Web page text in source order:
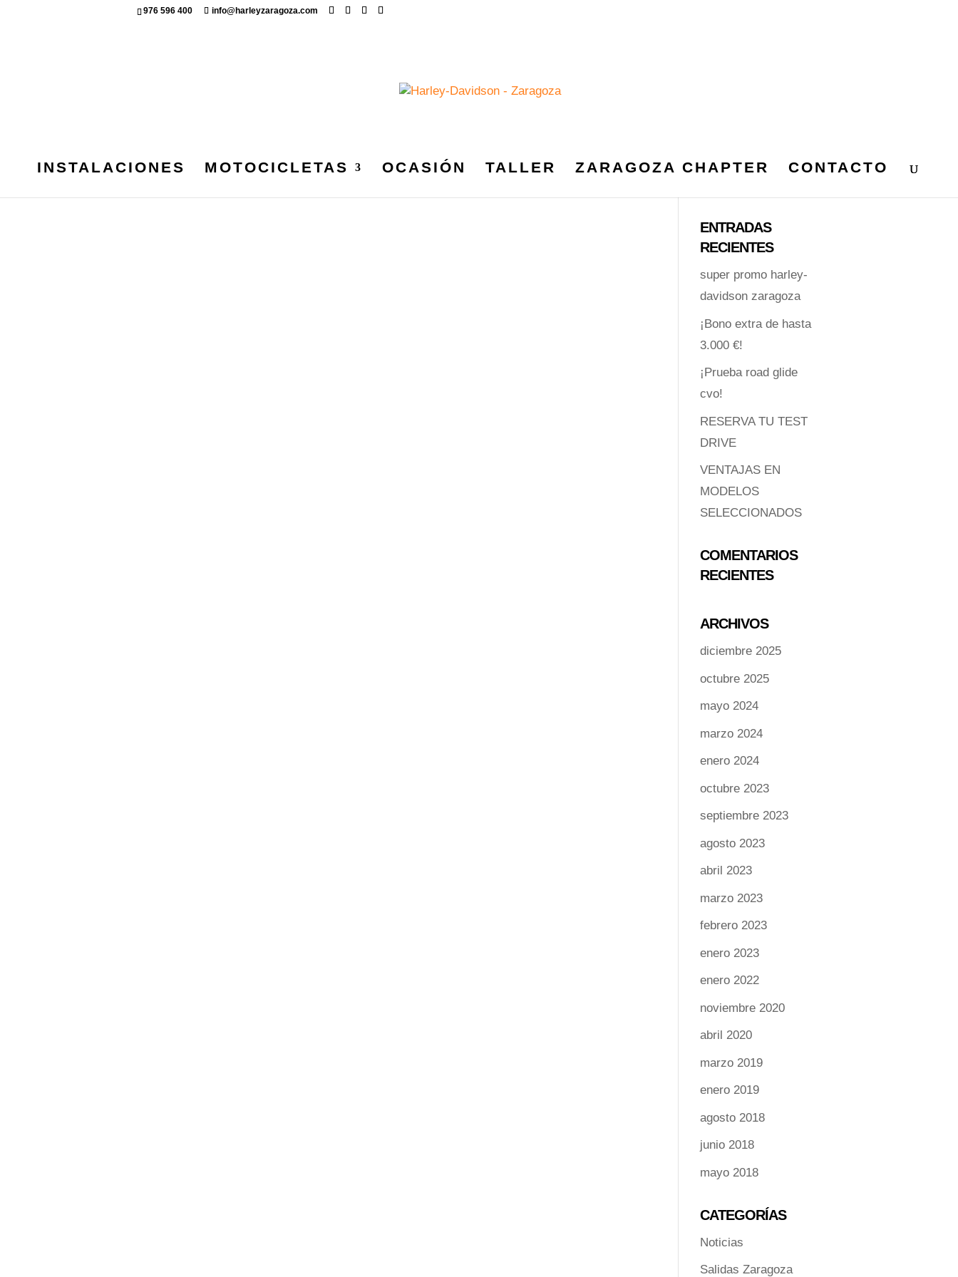
976 596 400 info@harleyzaragoza.com
INSTALACIONES MOTOCICLETAS OCASIÓN TALLER ZARAGOZA CHAPTER CONTACTO
ENTRADAS
RECIENTES
super promo harley-
davidson zaragoza
¡Bono extra de hasta
3.000 €!
¡Prueba road glide
cvo!
RESERVA TU TEST
DRIVE
VENTAJAS EN
MODELOS
SELECCIONADOS
COMENTARIOS
RECIENTES
ARCHIVOS
diciembre 2025
octubre 2025
mayo 2024
marzo 2024
enero 2024
octubre 2023
septiembre 2023
agosto 2023
abril 2023
marzo 2023
febrero 2023
enero 2023
enero 2022
noviembre 2020
abril 2020
marzo 2019
enero 2019
agosto 2018
junio 2018
mayo 2018
CATEGORÍAS
Noticias
Salidas Zaragoza